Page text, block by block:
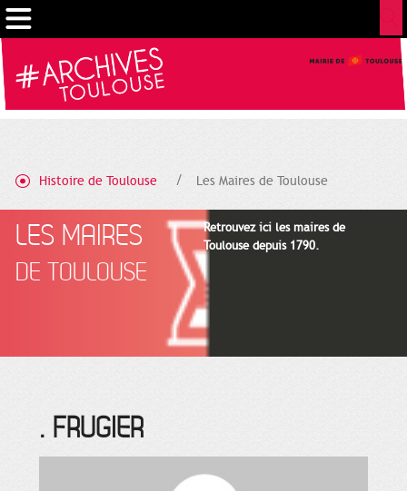
Histoire de Toulouse Les Maires de Toulouse
LES MAIRES
DE TOULOUSE
Retrouvez ici les maires de
Toulouse depuis 1790.
. FRUGIER
Gestion de vos préférences sur les cookies